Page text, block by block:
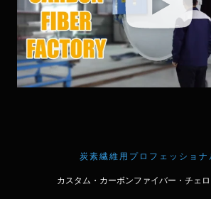
炭素繊維用プロフェッショナ
カスタム・カーボンファイバー・チェ